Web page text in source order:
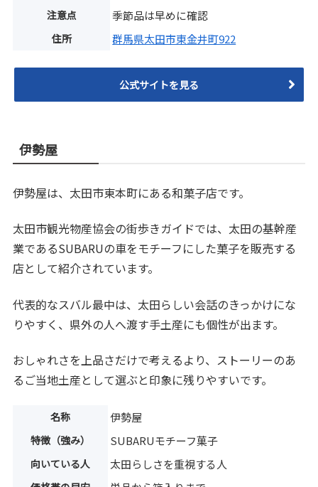
注意点 季節品は早めに確認
住所 群馬県太田市東金井町922
公式サイトを見る
伊勢屋
伊勢屋は、太田市東本町にある和菓子店です。
太田市観光物産協会の街歩きガイドでは、太田の基幹産
業であるSUBARUの車をモチーフにした菓子を販売する
店として紹介されています。
代表的なスバル最中は、太田らしい会話のきっかけにな
りやすく、県外の人へ渡す手土産にも個性が出ます。
おしゃれさを上品さだけで考えるより、ストーリーのあ
るご当地土産として選ぶと印象に残りやすいです。
名称 伊勢屋
特徴（強み） SUBARUモチーフ菓子
向いている人 太田らしさを重視する人